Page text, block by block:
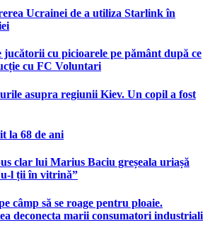
Ucrainei de a utiliza Starlink în
jucătorii cu picioarele pe pământ după ce
cu FC Voluntari
asupra regiunii Kiev. Un copil a fost
la 68 de ani
clar lui Marius Baciu greșeala uriașă
l ții în vitrină”
câmp să se roage pentru ploaie.
deconecta marii consumatori industriali